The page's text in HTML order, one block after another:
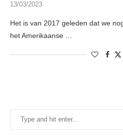
13/03/2023
Het is van 2017 geleden dat we
het Amerikaanse …